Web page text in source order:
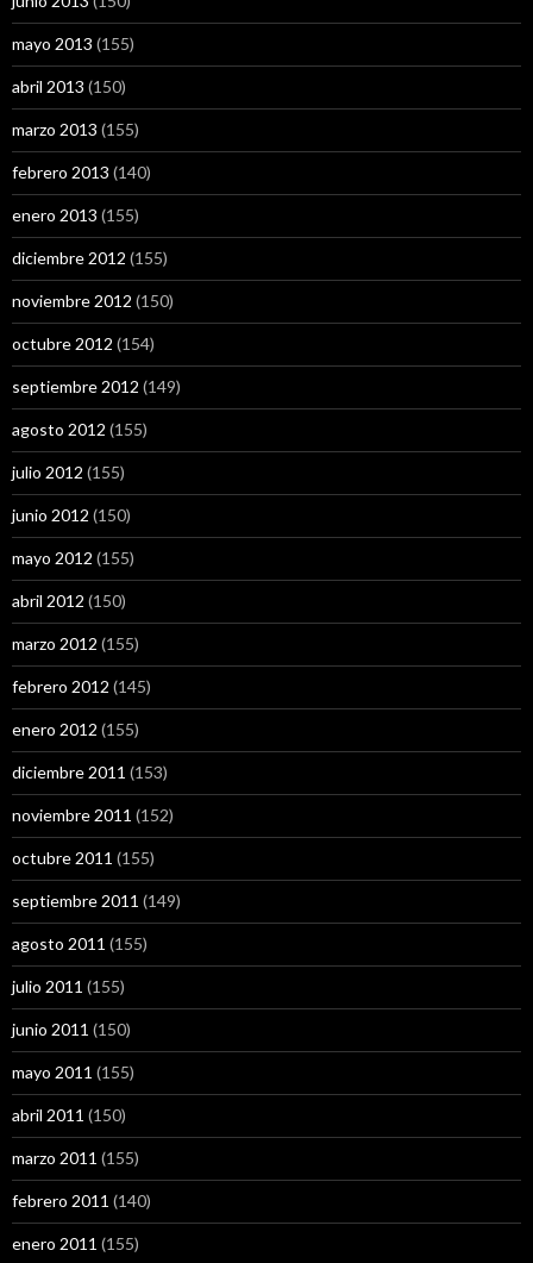
mayo 2013 (155)
abril 2013 (150)
marzo 2013 (155)
febrero 2013 (140)
enero 2013 (155)
diciembre 2012 (155)
noviembre 2012 (150)
octubre 2012 (154)
septiembre 2012 (149)
agosto 2012 (155)
julio 2012 (155)
junio 2012 (150)
mayo 2012 (155)
abril 2012 (150)
marzo 2012 (155)
febrero 2012 (145)
enero 2012 (155)
diciembre 2011 (153)
noviembre 2011 (152)
octubre 2011 (155)
septiembre 2011 (149)
agosto 2011 (155)
julio 2011 (155)
junio 2011 (150)
mayo 2011 (155)
abril 2011 (150)
marzo 2011 (155)
febrero 2011 (140)
enero 2011 (155)